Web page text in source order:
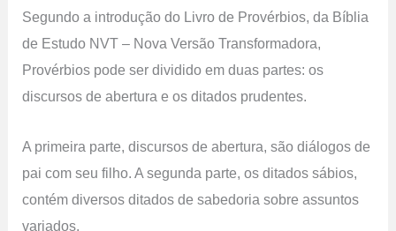
Segundo a introdução do Livro de Provérbios, da Bíblia
de Estudo NVT – Nova Versão Transformadora,
Provérbios pode ser dividido em duas partes: os
discursos de abertura e os ditados prudentes.
A primeira parte, discursos de abertura, são diálogos de
pai com seu filho. A segunda parte, os ditados sábios,
contém diversos ditados de sabedoria sobre assuntos
variados.